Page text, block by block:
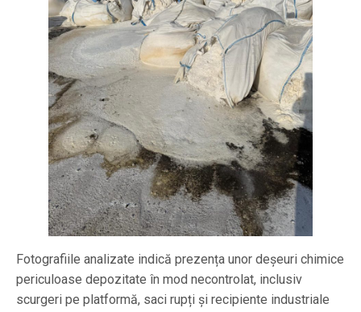
Fotografiile analizate indică prezența unor deșeuri chimice
periculoase depozitate în mod necontrolat, inclusiv
scurgeri pe platformă, saci rupți și recipiente industriale